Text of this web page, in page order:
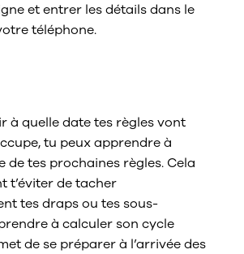
et entrer les détails dans le
téléphone.
à quelle date tes règles vont
tu peux apprendre à
de tes prochaines règles. Cela
t’éviter de tacher
tes draps ou tes sous-
à calculer son cycle
de se préparer à l’arrivée des